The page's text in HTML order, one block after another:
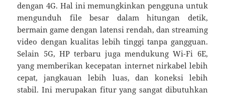
dengan 4G. Hal ini memungkinkan pengguna untuk
mengunduh file besar dalam hitungan detik,
bermain game dengan latensi rendah, dan streaming
video dengan kualitas lebih tinggi tanpa gangguan.
Selain 5G, HP terbaru juga mendukung Wi-Fi 6E,
yang memberikan kecepatan internet nirkabel lebih
cepat, jangkauan lebih luas, dan koneksi lebih
stabil. Ini merupakan fitur yang sangat dibutuhkan